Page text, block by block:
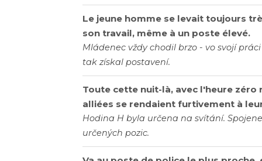
Le jeune homme se levait toujours
son travail, même à un poste élevé.
Mládenec vždy chodil brzo - vo svojí
tak získal postavení.
Toute cette nuit-là, avec l'heure
alliées se rendaient furtivement à
Hodina H byla určena na svítání.
určených pozic.